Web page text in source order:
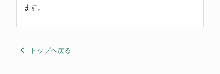
ます。
keyboard_arrow_left トップへ戻る